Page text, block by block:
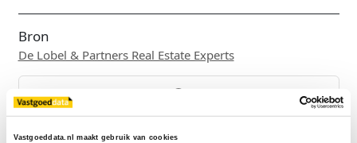
Vastgoeddata.nl maakt gebruik van cookies
Bron
De Lobel & Partners Real Estate Experts